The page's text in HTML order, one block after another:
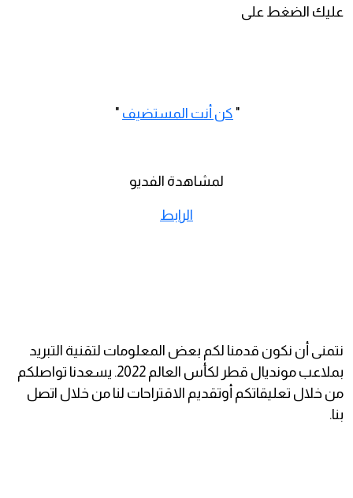
عليك الضغط على
" كن أنت المستضيف "
لمشاهدة الفديو
الرابط
نتمنى أن نكون قدمنا لكم بعض المعلومات لتقنية التبريد
بملاعب مونديال قطر لكأس العالم 2022. يسعدنا تواصلكم
من خلال تعليقاتكم أوتقديم الاقتراحات لنا من خلال اتصل
بنا.